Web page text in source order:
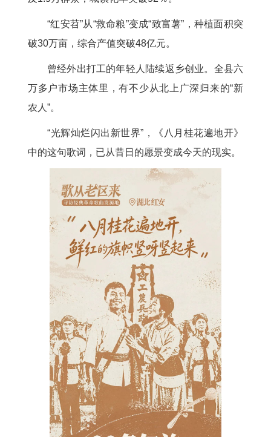
“红安苕”从“救命粮”变成“致富薯”，种植面积突
破30万亩，综合产值突破48亿元。
曾经外出打工的年轻人陆续返乡创业。全县六
万多户市场主体里，有不少从北上广深归来的“新
农人”。
“光辉灿烂闪出新世界”，《八月桂花遍地开》
中的这句歌词，已从昔日的愿景变成今天的现实。